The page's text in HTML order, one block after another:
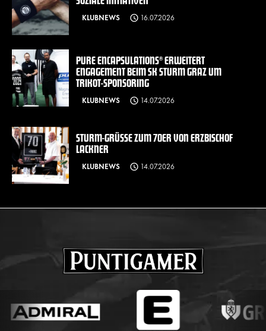
KLUBNEWS 16.07.2026
PURE ENCAPSULATIONS® ERWEITERT
ENGAGEMENT BEIM SK STURM GRAZ UM
TRIKOT-SPONSORING
KLUBNEWS 14.07.2026
STURM-GRÜSSE ZUM 70ER VON ERZBISCHOF L
ACKNER
KLUBNEWS 14.07.2026